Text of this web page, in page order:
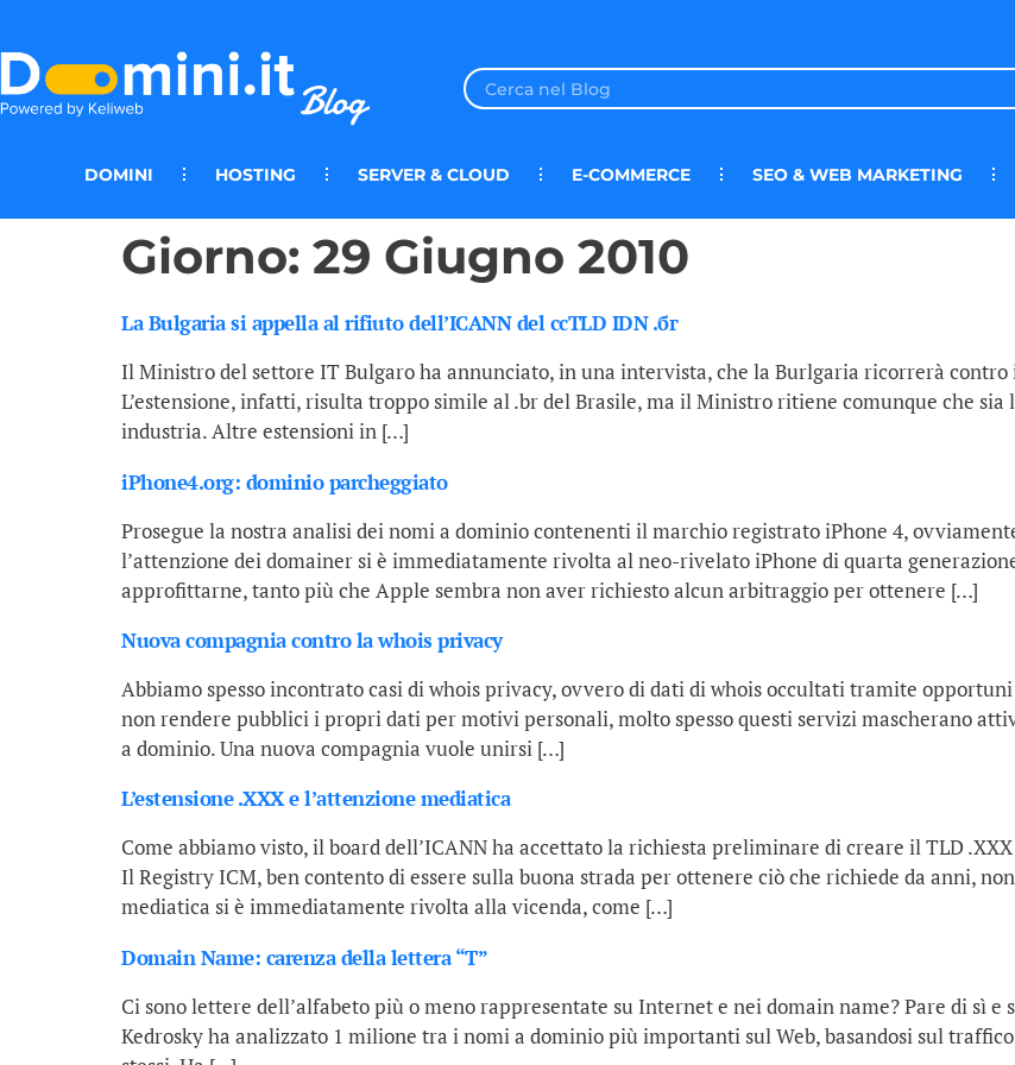
DOMINI HOSTING SERVER & CLOUD E-COMMERCE SEO & WEB MARKETING
Giorno: 29 Giugno 2010
La Bulgaria si appella al rifiuto dell’ICANN del ccTLD IDN .бг
Il Ministro del settore IT Bulgaro ha annunciato, in una intervista, che la Burlgaria ricorrerà contro
L’estensione, infatti, risulta troppo simile al .br del Brasile, ma il Ministro ritiene comunque che
industria. Altre estensioni in […]
iPhone4.org: dominio parcheggiato
Prosegue la nostra analisi dei nomi a dominio contenenti il marchio registrato iPhone 4,
l’attenzione dei domainer si è immediatamente rivolta al neo-rivelato iPhone di quarta
approfittarne, tanto più che Apple sembra non aver richiesto alcun arbitraggio per ottenere […]
Nuova compagnia contro la whois privacy
Abbiamo spesso incontrato casi di whois privacy, ovvero di dati di whois occultati tramite
non rendere pubblici i propri dati per motivi personali, molto spesso questi servizi mascherano
a dominio. Una nuova compagnia vuole unirsi […]
L’estensione .XXX e l’attenzione mediatica
Come abbiamo visto, il board dell’ICANN ha accettato la richiesta preliminare di creare il TLD
Il Registry ICM, ben contento di essere sulla buona strada per ottenere ciò che richiede da anni,
mediatica si è immediatamente rivolta alla vicenda, come […]
Domain Name: carenza della lettera “T”
Ci sono lettere dell’alfabeto più o meno rappresentate su Internet e nei domain name? Pare di sì e
Kedrosky ha analizzato 1 milione tra i nomi a dominio più importanti sul Web, basandosi sul